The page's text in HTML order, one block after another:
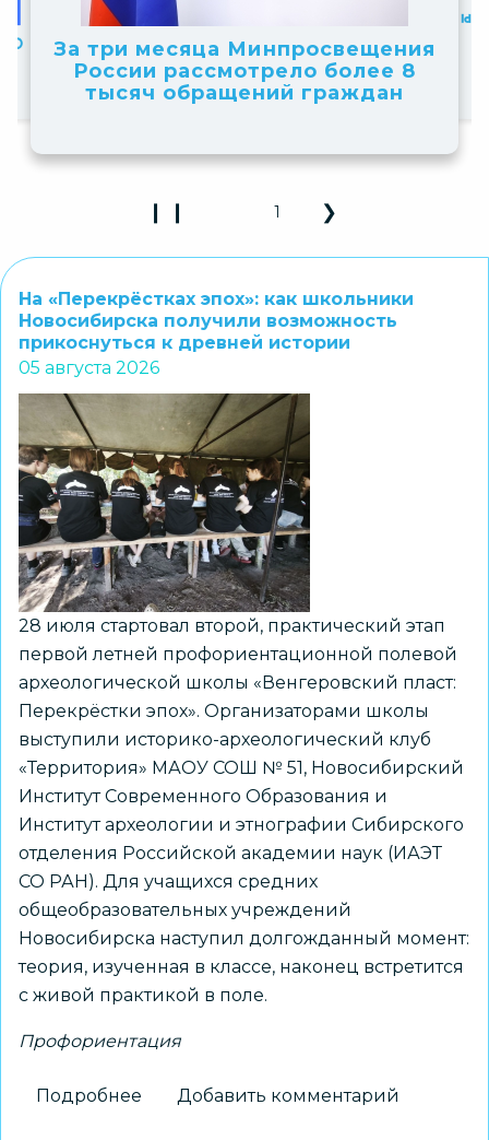
10
Новосибирские школьники –
победители всероссийского
конкурса «Большая перемена»
10
Официальный комментарий
Минпросвещения России
Play Pause 3D Carousel
❙ ❙
Previous Slide
2
Next Slide
❯
На «Перекрёстках эпох»: как школьники
Новосибирска получили возможность
прикоснуться к древней истории
05 августа 2026
28 июля стартовал второй, практический этап
первой летней профориентационной полевой
археологической школы «Венгеровский пласт:
Перекрёстки эпох». Организаторами школы
выступили историко-археологический клуб
«Территория» МАОУ СОШ № 51, Новосибирский
Институт Современного Образования и
Институт археологии и этнографии Сибирского
отделения Российской академии наук (ИАЭТ
СО РАН). Для учащихся средних
общеобразовательных учреждений
Новосибирска наступил долгожданный момент:
теория, изученная в классе, наконец встретится
с живой практикой в поле.
Профориентация
Подробнее Добавить комментарий